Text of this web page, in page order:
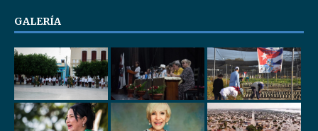
GALERÍA